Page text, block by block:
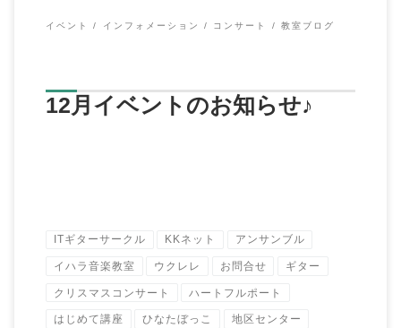
イベント インフォメーション コンサート 教室ブログ
12月イベントのお知らせ♪
ITギターサークル KKネット アンサンブル
イハラ音楽教室 ウクレレ お問合せ ギター
クリスマスコンサート ハートフルポート
はじめて講座 ひなたぼっこ 地区センター